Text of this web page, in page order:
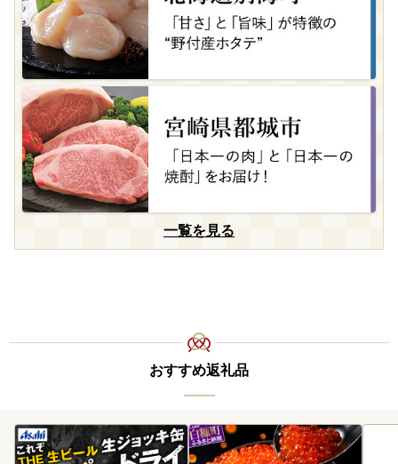
一覧を見る
おすすめ返礼品